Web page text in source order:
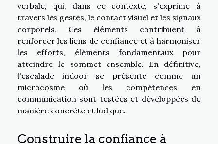
verbale, qui, dans ce contexte, s'exprime à
travers les gestes, le contact visuel et les signaux
corporels. Ces éléments contribuent à
renforcer les liens de confiance et à harmoniser
les efforts, éléments fondamentaux pour
atteindre le sommet ensemble. En définitive,
l'escalade indoor se présente comme un
microcosme où les compétences en
communication sont testées et développées de
manière concrète et ludique.
Construire la confiance à